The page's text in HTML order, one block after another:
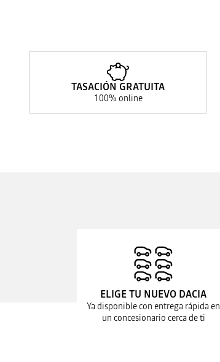
TASACIÓN GRATUITA
100% online
ELIGE TU NUEVO DACIA
Ya disponible con entrega rápida en
un concesionario cerca de ti